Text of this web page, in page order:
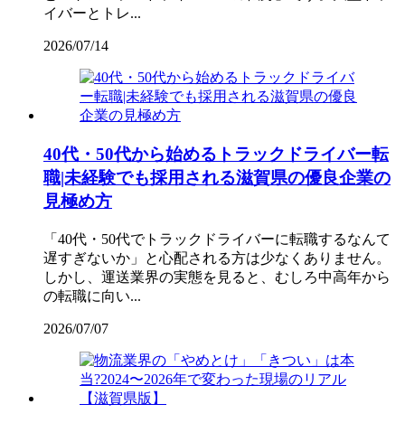
イバーとトレ...
2026/07/14
40代・50代から始めるトラックドライバー転
職|未経験でも採用される滋賀県の優良企業の
見極め方
「40代・50代でトラックドライバーに転職するなんて
遅すぎないか」と心配される方は少なくありません。
しかし、運送業界の実態を見ると、むしろ中高年から
の転職に向い...
2026/07/07